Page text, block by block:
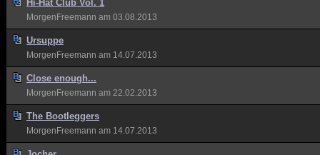
Hi-Hat Club Vol. 1
MorgenFreemann am 03.08.2013
Ursuppe
MorgenFreemann am 14.07.2013
Close enough...
MorgenFreemann am 22.02.2013
The Bootleggers
MorgenFreemann am 14.07.2013